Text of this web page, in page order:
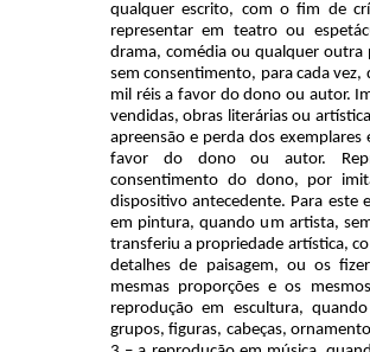
qualquer escrito, com o fim de